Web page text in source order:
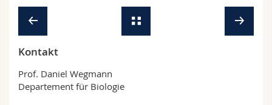
Kontakt
Prof. Daniel Wegmann
Departement für Biologie